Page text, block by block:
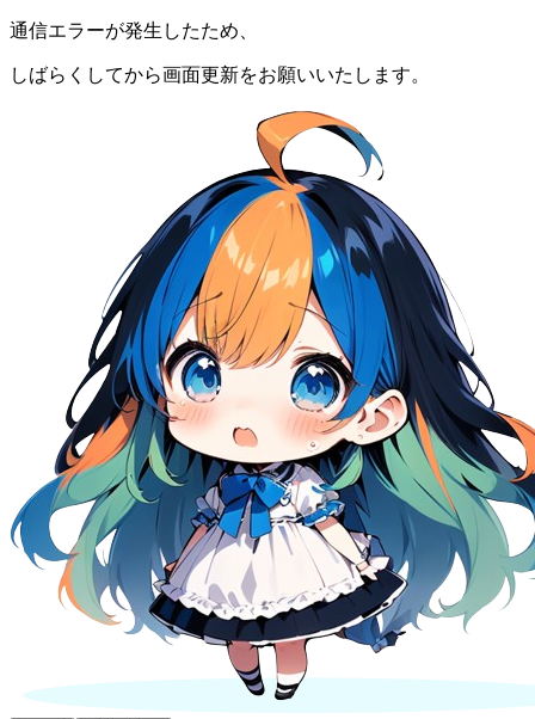
通信エラーが発生したため、
しばらくしてから画面更新をお願いいたします。